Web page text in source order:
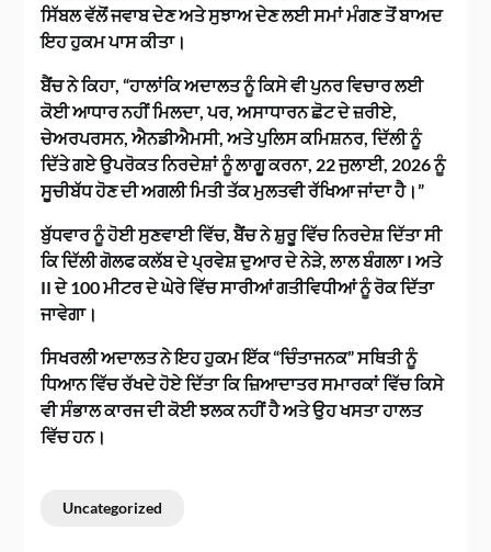
ਸਿੱਬਲ ਵੱਲੋਂ ਜਵਾਬ ਦੇਣ ਅਤੇ ਸੁਝਾਅ ਦੇਣ ਲਈ ਸਮਾਂ ਮੰਗਣ ਤੋਂ ਬਾਅਦ
ਇਹ ਹੁਕਮ ਪਾਸ ਕੀਤਾ।
ਬੈਂਚ ਨੇ ਕਿਹਾ, “ਹਾਲਾਂਕਿ ਅਦਾਲਤ ਨੂੰ ਕਿਸੇ ਵੀ ਪੁਨਰ ਵਿਚਾਰ ਲਈ
ਕੋਈ ਆਧਾਰ ਨਹੀਂ ਮਿਲਦਾ, ਪਰ, ਅਸਾਧਾਰਨ ਛੋਟ ਦੇ ਜ਼ਰੀਏ,
ਚੇਅਰਪਰਸਨ, ਐਨਡੀਐਮਸੀ, ਅਤੇ ਪੁਲਿਸ ਕਮਿਸ਼ਨਰ, ਦਿੱਲੀ ਨੂੰ
ਦਿੱਤੇ ਗਏ ਉਪਰੋਕਤ ਨਿਰਦੇਸ਼ਾਂ ਨੂੰ ਲਾਗੂ ਕਰਨਾ, 22 ਜੁਲਾਈ, 2026 ਨੂੰ
ਸੂਚੀਬੱਧ ਹੋਣ ਦੀ ਅਗਲੀ ਮਿਤੀ ਤੱਕ ਮੁਲਤਵੀ ਰੱਖਿਆ ਜਾਂਦਾ ਹੈ।”
ਬੁੱਧਵਾਰ ਨੂੰ ਹੋਈ ਸੁਣਵਾਈ ਵਿੱਚ, ਬੈਂਚ ਨੇ ਸ਼ੁਰੂ ਵਿੱਚ ਨਿਰਦੇਸ਼ ਦਿੱਤਾ ਸੀ
ਕਿ ਦਿੱਲੀ ਗੋਲਫ ਕਲੱਬ ਦੇ ਪ੍ਰਵੇਸ਼ ਦੁਆਰ ਦੇ ਨੇੜੇ, ਲਾਲ ਬੰਗਲਾ I ਅਤੇ
II ਦੇ 100 ਮੀਟਰ ਦੇ ਘੇਰੇ ਵਿੱਚ ਸਾਰੀਆਂ ਗਤੀਵਿਧੀਆਂ ਨੂੰ ਰੋਕ ਦਿੱਤਾ
ਜਾਵੇਗਾ।
ਸਿਖਰਲੀ ਅਦਾਲਤ ਨੇ ਇਹ ਹੁਕਮ ਇੱਕ “ਚਿੰਤਾਜਨਕ” ਸਥਿਤੀ ਨੂੰ
ਧਿਆਨ ਵਿੱਚ ਰੱਖਦੇ ਹੋਏ ਦਿੱਤਾ ਕਿ ਜ਼ਿਆਦਾਤਰ ਸਮਾਰਕਾਂ ਵਿੱਚ ਕਿਸੇ
ਵੀ ਸੰਭਾਲ ਕਾਰਜ ਦੀ ਕੋਈ ਝਲਕ ਨਹੀਂ ਹੈ ਅਤੇ ਉਹ ਖਸਤਾ ਹਾਲਤ
ਵਿੱਚ ਹਨ।
Uncategorized